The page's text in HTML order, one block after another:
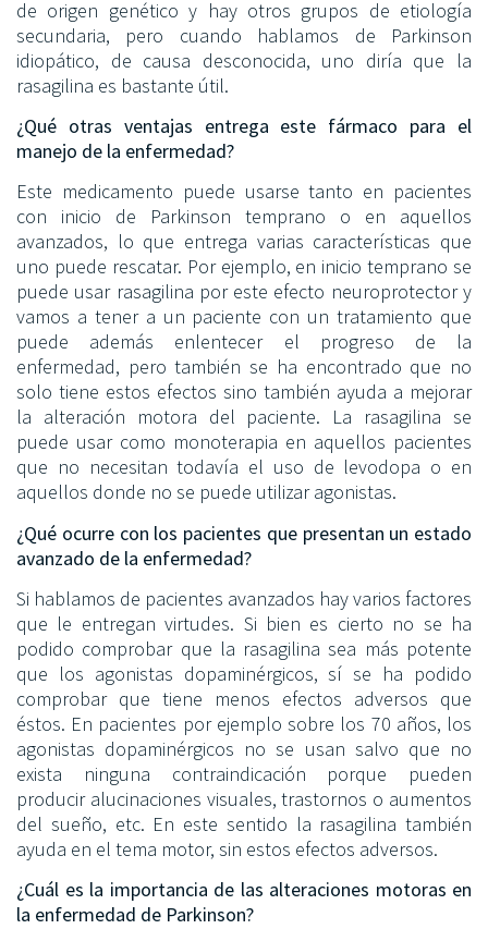
de origen genético y hay otros grupos de etiología
secundaria, pero cuando hablamos de Parkinson
idiopático, de causa desconocida, uno diría que la
rasagilina es bastante útil.
¿Qué otras ventajas entrega este fármaco para el
manejo de la enfermedad?
Este medicamento puede usarse tanto en pacientes
con inicio de Parkinson temprano o en aquellos
avanzados, lo que entrega varias características que
uno puede rescatar. Por ejemplo, en inicio temprano se
puede usar rasagilina por este efecto neuroprotector y
vamos a tener a un paciente con un tratamiento que
puede además enlentecer el progreso de la
enfermedad, pero también se ha encontrado que no
solo tiene estos efectos sino también ayuda a mejorar
la alteración motora del paciente. La rasagilina se
puede usar como monoterapia en aquellos pacientes
que no necesitan todavía el uso de levodopa o en
aquellos donde no se puede utilizar agonistas.
¿Qué ocurre con los pacientes que presentan un estado
avanzado de la enfermedad?
Si hablamos de pacientes avanzados hay varios factores
que le entregan virtudes. Si bien es cierto no se ha
podido comprobar que la rasagilina sea más potente
que los agonistas dopaminérgicos, sí se ha podido
comprobar que tiene menos efectos adversos que
éstos. En pacientes por ejemplo sobre los 70 años, los
agonistas dopaminérgicos no se usan salvo que no
exista ninguna contraindicación porque pueden
producir alucinaciones visuales, trastornos o aumentos
del sueño, etc. En este sentido la rasagilina también
ayuda en el tema motor, sin estos efectos adversos.
¿Cuál es la importancia de las alteraciones motoras en
la enfermedad de Parkinson?